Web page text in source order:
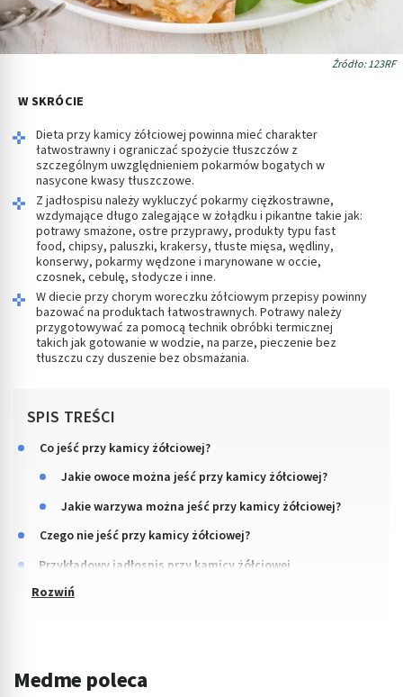
Źródło: 123RF
W SKRÓCIE
Dieta przy kamicy żółciowej powinna mieć charakter
łatwostrawny i ograniczać spożycie tłuszczów z
szczególnym uwzględnieniem pokarmów bogatych w
nasycone kwasy tłuszczowe.
Z jadłospisu należy wykluczyć pokarmy ciężkostrawne,
wzdymające długo zalegające w żołądku i pikantne takie jak:
potrawy smażone, ostre przyprawy, produkty typu fast
food, chipsy, paluszki, krakersy, tłuste mięsa, wędliny,
konserwy, pokarmy wędzone i marynowane w occie,
czosnek, cebulę, słodycze i inne.
W diecie przy chorym woreczku żółciowym przepisy powinny
bazować na produktach łatwostrawnych. Potrawy należy
przygotowywać za pomocą technik obróbki termicznej
takich jak gotowanie w wodzie, na parze, pieczenie bez
tłuszczu czy duszenie bez obsmażania.
SPIS TREŚCI
Co jeść przy kamicy żółciowej?
Jakie owoce można jeść przy kamicy żółciowej?
Jakie warzywa można jeść przy kamicy żółciowej?
Czego nie jeść przy kamicy żółciowej?
Przykładowy jadłospis przy kamicy żółciowej
Medme poleca